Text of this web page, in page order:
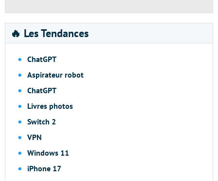
🔥 Les Tendances
ChatGPT
Aspirateur robot
ChatGPT
Livres photos
Switch 2
VPN
Windows 11
iPhone 17